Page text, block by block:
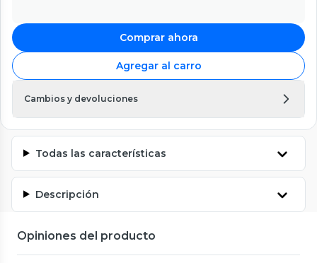
Comprar ahora
Agregar al carro
Cambios y devoluciones
Todas las características
Descripción
Opiniones del producto